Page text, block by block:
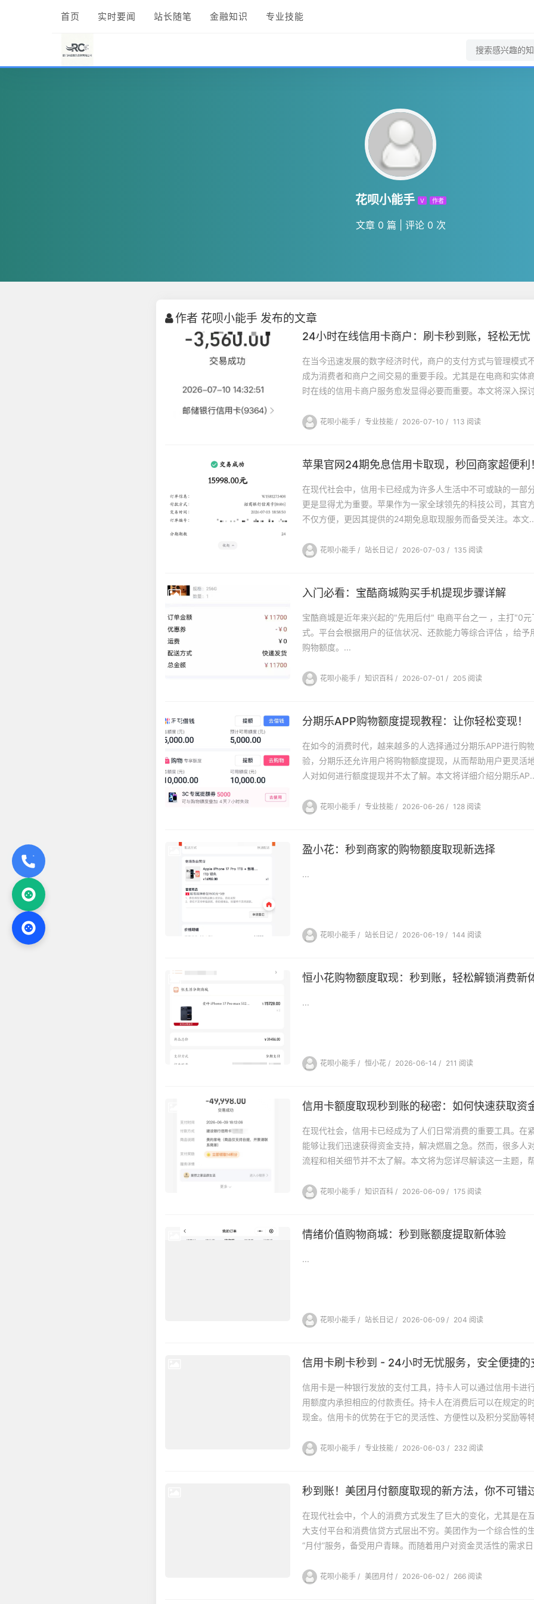
首页 实时要闻 站长随笔 金融知识 专业技能
花呗小能手 V 作者
文章 0 篇 评论 0 次
作者 花呗小能手 发布的文章
24小时在线信用卡商户：刷卡秒到账，轻松无忧
在当今迅速发展的数字经济时代，商户的支付方式与管理模式
成为消费者和商户之间交易的重要手段。尤其是在电商和实体
时在线的信用卡商户服务愈发显得必要而重要。本文将深入探
花呗小能手 / 专业技能 / 2026-07-10 / 113 阅读
苹果官网24期免息信用卡取现，秒回商家超便利
在现代社会中，信用卡已经成为许多人生活中不可或缺的一部
更是显得尤为重要。苹果作为一家全球领先的科技公司，其官
不仅方便，更因其提供的24期免息取现服务而备受关注。本文
花呗小能手 / 站长日记 / 2026-07-03 / 135 阅读
入门必看：宝酷商城购买手机提现步骤详解
宝酷商城是近年来兴起的"先用后付" 电商平台之一 ，主打"0
式。平台会根据用户的征信状况、还款能力等综合评估 ，给
购物额度。...
花呗小能手 / 知识百科 / 2026-07-01 / 205 阅读
分期乐APP购物额度提现教程：让你轻松变现！
在如今的消费时代，越来越多的人选择通过分期乐APP进行购
验，分期乐还允许用户将购物额度提现，从而帮助用户更灵活
人对如何进行额度提现并不太了解。本文将详细介绍分期乐
花呗小能手 / 专业技能 / 2026-06-26 / 128 阅读
盈小花：秒到商家的购物额度取现新选择
...
花呗小能手 / 站长日记 / 2026-06-19 / 144 阅读
恒小花购物额度取现：秒到账，轻松解锁消费新
...
花呗小能手 / 恒小花 / 2026-06-14 / 211 阅读
信用卡额度取现秒到账的秘密：如何快速获取资
在现代社会，信用卡已经成为了人们日常消费的重要工具。在
能够让我们迅速获得资金支持，解决燃眉之急。然而，很多人
流程和相关细节并不太了解。本文将为您详尽解读这一主题，
花呗小能手 / 知识百科 / 2026-06-09 / 175 阅读
情绪价值购物商城：秒到账额度提取新体验
...
花呗小能手 / 站长日记 / 2026-06-09 / 204 阅读
信用卡刷卡秒到 - 24小时无忧服务，安全便捷的
信用卡是一种银行发放的支付工具，持卡人可以通过信用卡进
用额度内承担相应的付款责任。持卡人在消费后可以在规定的
现金。信用卡的优势在于它的灵活性、方便性以及积分奖励等
花呗小能手 / 专业技能 / 2026-06-03 / 232 阅读
秒到账！美团月付额度取现的新方法，你不可错
在现代社会中，个人的消费方式发生了巨大的变化，尤其是在
大支付平台和消费信贷方式层出不穷。美团作为一个综合性的
“月付”服务，备受用户青睐。而随着用户对资金灵活性的需求
花呗小能手 / 美团月付 / 2026-06-02 / 266 阅读